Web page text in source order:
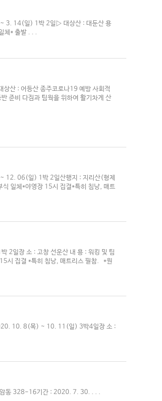
3. 14(일) 1박 2일▷ 대상산 : 대둔산 용
체* 출발 . . .
산 : 어등산 종주코로나19 예방 사회적
준비 다짐과 팀웍을 위하여 활기차게 산
12. 06(일) 1박 2일산행지 : 지리산(형제
일체*야영장 15시 집결*특히 침낭, 매트
일장 소 : 고창 선운산 내 용 : 워킹 및 팀
시 집결 *특히 침낭, 매트리스 필참. *원
10. 8(목) ~ 10. 11(일) 3박4일장 소 :
328-16기간 : 2020. 7. 30. . . .